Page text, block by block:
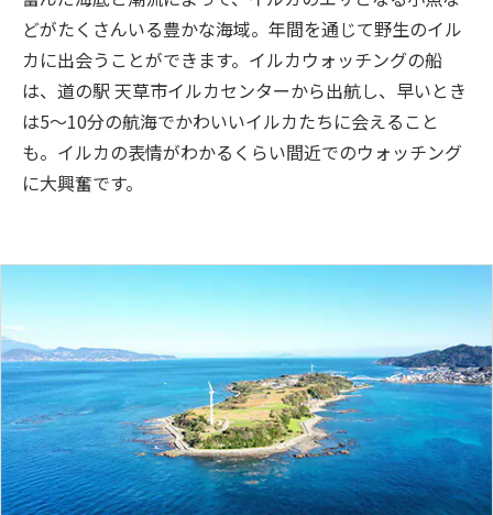
どがたくさんいる豊かな海域。年間を通じて野生のイル
カに出会うことができます。イルカウォッチングの船
は、道の駅 天草市イルカセンターから出航し、早いとき
は5～10分の航海でかわいいイルカたちに会えること
も。イルカの表情がわかるくらい間近でのウォッチング
に大興奮です。